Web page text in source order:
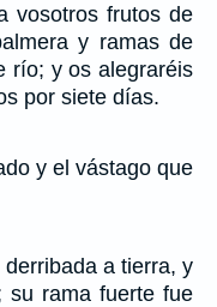
vosotros frutos de
y ramas de
río; y os alegraréis
por siete días.
y el vástago que
a tierra, y
su rama fuerte fue